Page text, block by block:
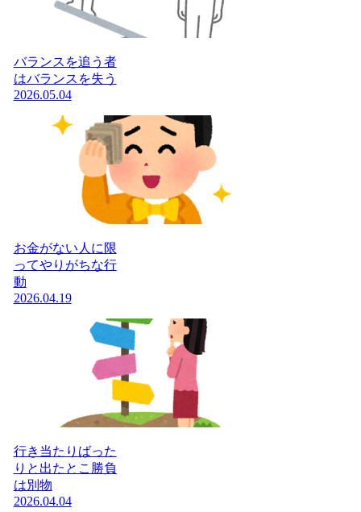
バランスを追う者
はバランスを失う
2026.05.04
お金がない人に限
ってやりがちな行
動
2026.04.19
行き当たりばった
りと出たとこ勝負
は別物
2026.04.04